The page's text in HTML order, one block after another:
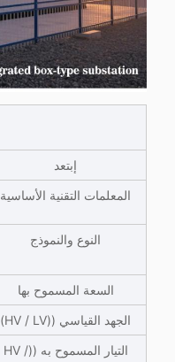
إبتعد
المعلمات التقنية الأساسية
النوع والنموذج
السعة المسموح بها
الجهد القياسي ((HV / LV)
التيار المسموح به ((HV /